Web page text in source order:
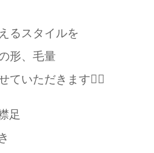
るスタイルを
形、毛量
ていただきます💇‍♀
足